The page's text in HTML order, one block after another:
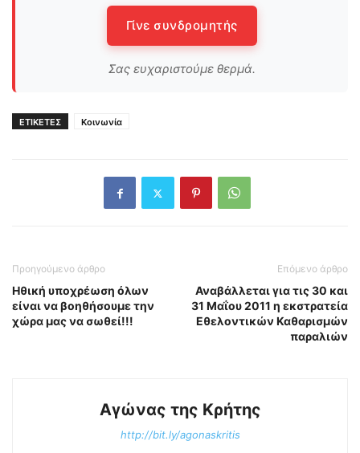
Γίνε συνδρομητής
Σας ευχαριστούμε θερμά.
ΕΤΙΚΕΤΕΣ Κοινωνία
Προηγούμενο άρθρο
Ηθική υποχρέωση όλων
είναι να βοηθήσουμε την
χώρα μας να σωθεί!!!
Επόμενο άρθρο
Αναβάλλεται για τις 30 και
31 Μαΐου 2011 η εκστρατεία
Εθελοντικών Καθαρισμών
παραλιών
Αγώνας της Κρήτης
http://bit.ly/agonaskritis